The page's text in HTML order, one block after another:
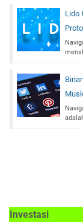
Lido
Investasi